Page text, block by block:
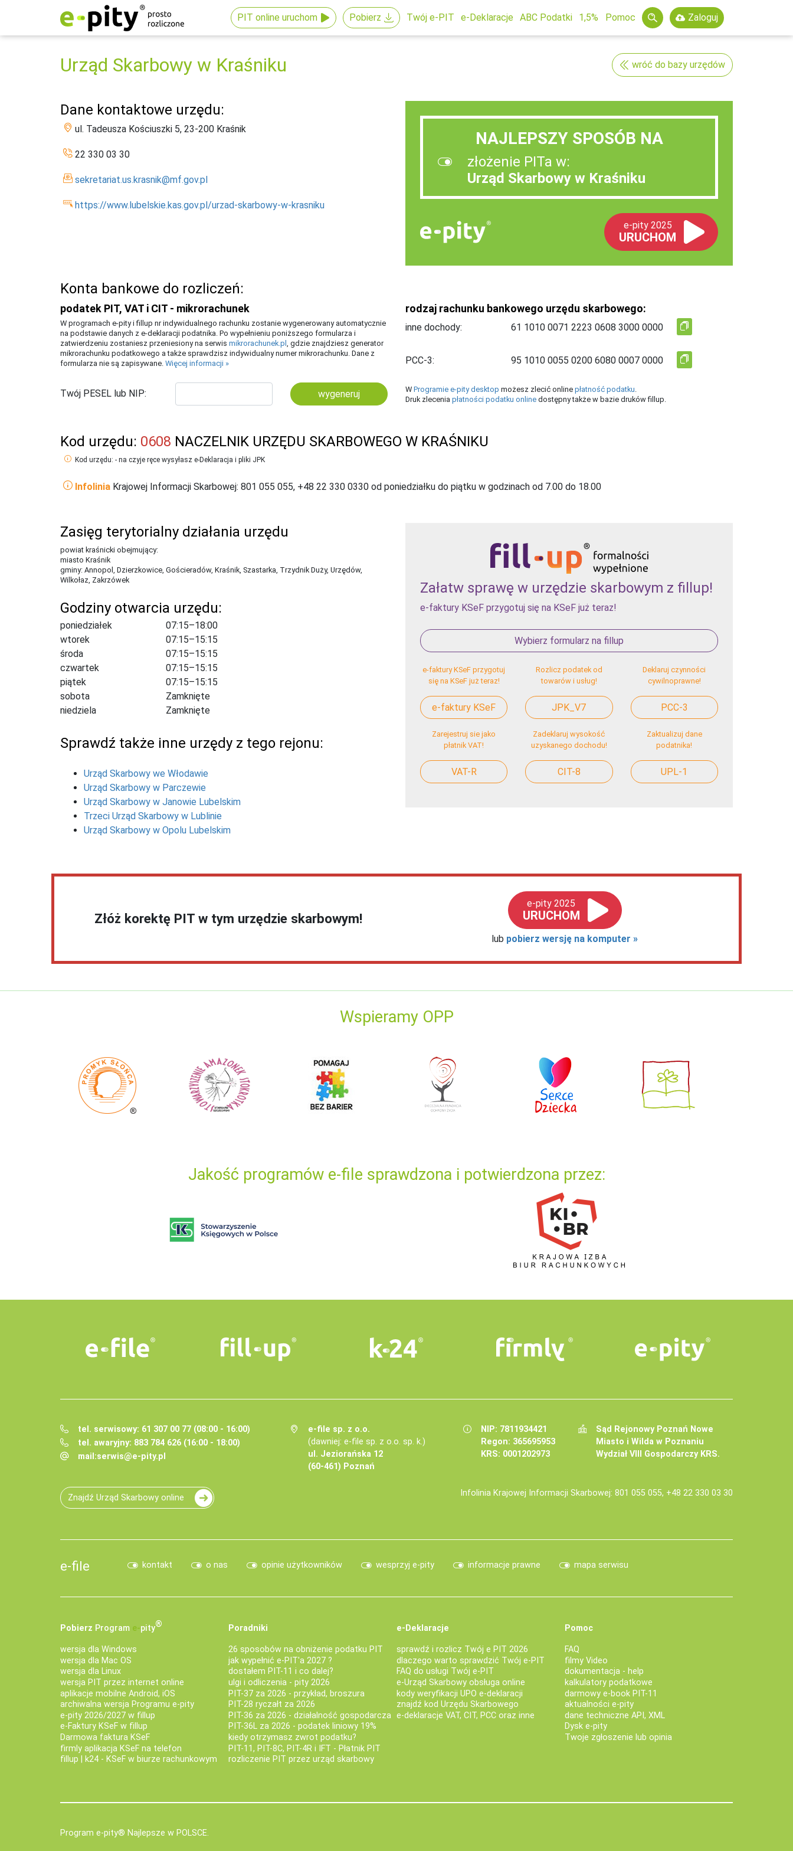
PIT online uruchom Pobierz Twój e-PIT e-Deklaracje ABC Podatki 1,5% Pomoc Zaloguj
Urząd Skarbowy w Kraśniku wróć do bazy urzędów
Dane kontaktowe urzędu:
ul. Tadeusza Kościuszki 5, 23-200 Kraśnik
22 330 03 30
sekretariat.us.krasnik@mf.gov.pl
https://www.lubelskie.kas.gov.pl/urzad-skarbowy-w-krasniku
NAJLEPSZY SPOSÓB NA
złożenie PITa w:
Urząd Skarbowy w Kraśniku
e-pity 2025
URUCHOM
Konta bankowe do rozliczeń:
podatek PIT, VAT i CIT - mikrorachunek
W programach e-pity i fillup nr indywidualnego rachunku zostanie wygenerowany automatycznie
na podstawie danych z e-deklaracji podatnika. Po wypełnieniu poniższego formularza i
zatwierdzeniu zostaniesz przeniesiony na serwis mikrorachunek.pl , gdzie znajdziesz generator
mikrorachunku podatkowego a także sprawdzisz indywidualny numer mikrorachunku. Dane z
formularza nie są zapisywane. Więcej informacji »
Twój PESEL lub NIP: wygeneruj
rodzaj rachunku bankowego urzędu skarbowego:
inne dochody:
PCC-3:
W Programie e-pity desktop możesz zlecić online płatność podatku
Druk zlecenia płatności podatku online dostępny także w bazie druków fillup.
Kod urzędu: 0608 NACZELNIK URZĘDU SKARBOWEGO W KRAŚNIKU
Kod urzędu: - na czyje ręce wysyłasz e-Deklaracja i pliki JPK
Infolinia Krajowej Informacji Skarbowej: 801 055 055, +48 22 330 0330 od poniedziałku do piątku w godzinach od 7.00 do 18.00
Zasięg terytorialny działania urzędu
powiat kraśnicki obejmujący:
miasto Kraśnik
gminy: Annopol, Dzierzkowice, Gościeradów, Kraśnik, Szastarka, Trzydnik Duży, Urzędów,
Wilkołaz, Zakrzówek
Godziny otwarcia urzędu:
poniedziałek
07:15–18:00
wtorek
07:15–15:15
środa
07:15–15:15
czwartek
07:15–15:15
piątek
07:15–15:15
sobota
Zamknięte
niedziela
Zamknięte
Sprawdź także inne urzędy z tego rejonu:
Urząd Skarbowy we Włodawie
Urząd Skarbowy w Parczewie
Urząd Skarbowy w Janowie Lubelskim
Trzeci Urząd Skarbowy w Lublinie
Urząd Skarbowy w Opolu Lubelskim
Załatw sprawę w urzędzie skarbowym z fillup!
e-faktury KSeF przygotuj się na KSeF już teraz!
Wybierz formularz na fillup
e-faktury KSeF przygotuj
się na KSeF już teraz!
e-faktury KSeF
Rozlicz podatek od
towarów i usług!
JPK_V7
Deklaruj czynności
cywilnoprawne!
PCC-3
Zarejestruj sie jako
płatnik VAT!
VAT-R
Zadeklaruj wysokość
uzyskanego dochodu!
CIT-8
Zaktualizuj dane
podatnika!
UPL-1
Złóż korektę PIT w tym urzędzie skarbowym!
e-pity 2025
URUCHOM
lub pobierz wersję na komputer
Wspieramy OPP
Jakość programów e-file sprawdzona i potwierdzona przez:
tel. serwisowy: 61 307 00 77 (08:00 - 16:00)
tel. awaryjny: 883 784 626 (16:00 - 18:00)
mail:serwis@e-pity.pl
e-file sp. z o.o.
(dawniej: e-file sp. z o.o. sp. k.)
ul. Jeziorańska 12
(60-461) Poznań
NIP: 7811934421
Regon: 365695953
KRS: 0001202973
Sąd Rejonowy Poznań Nowe
Miasto i Wilda w Poznaniu
Wydział VIII Gospodarczy KRS.
Znajdź Urząd Skarbowy online Infolinia Krajowej Informacji Skarbowej: 801 055 055, +48 22 330 03 30
e-file kontakt o nas opinie użytkowników wesprzyj e-pity informacje prawne mapa serwisu
Pobierz Program e‑pity®
wersja dla Windows
wersja dla Mac OS
wersja dla Linux
wersja PIT przez internet online
aplikacje mobilne Android, iOS
archiwalna wersja Programu e-pity
e-pity 2026/2027 w fillup
e‑Faktury KSeF w fillup
Darmowa faktura KSeF
firmly aplikacja KSeF na telefon
fillup | k24 - KSeF w biurze rachunkowym
Poradniki
26 sposobów na obniżenie podatku PIT
jak wypełnić e-PIT'a 2027 ?
dostałem PIT-11 i co dalej?
ulgi i odliczenia - pity 2026
PIT-37 za 2026 - przykład, broszura
PIT-28 ryczałt za 2026
PIT-36 za 2026 - działalność gospodarcza
PIT-36L za 2026 - podatek liniowy 19%
kiedy otrzymasz zwrot podatku?
PIT-11, PIT-8C, PIT-4R i IFT - Płatnik PIT
rozliczenie PIT przez urząd skarbowy
e-Deklaracje
sprawdź i rozlicz Twój e PIT 2026
dlaczego warto sprawdzić Twój e-PIT
FAQ do usługi Twój e-PIT
e-Urząd Skarbowy obsługa online
kody weryfikacji UPO e-deklaracji
znajdź kod Urzędu Skarbowego
e-deklaracje VAT, CIT, PCC oraz inne
Pomoc
FAQ
filmy Video
dokumentacja - help
kalkulatory podatkowe
darmowy e-book PIT-11
aktualności e-pity
dane techniczne API, XML
Dysk e-pity
Twoje zgłoszenie lub opinia
Program e-pity® Najlepsze w POLSCE.